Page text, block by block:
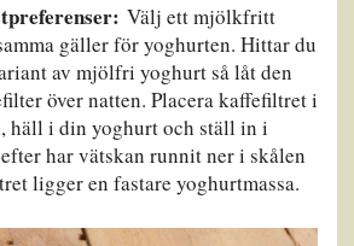
Välj ett mjölkfritt
gäller för yoghurten. Hittar du
av mjölfri yoghurt så låt den
över natten. Placera kaffefiltret i
häll i din yoghurt och ställ in i
har vätskan runnit ner i skålen
ligger en fastare yoghurtmassa.